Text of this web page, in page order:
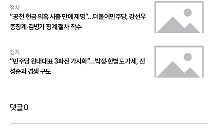
정치
“공천 헌금 의혹 사흘 만에 제명”…더불어민주당, 강선우
중징계·김병기 징계 절차 착수
정치
“민주당 원내대표 3파전 가시화”…박정·한병도 가세, 진
성준과 경쟁 구도
댓글0